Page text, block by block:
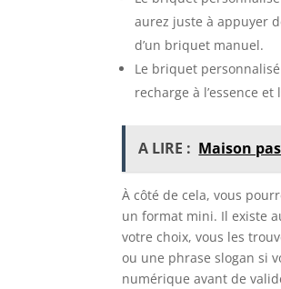
aurez juste à appuyer
d’un briquet manuel.
Le briquet
recharge à l’essence
A LIRE : Maison
À côté de cela, vous
un format mini. Il existe
votre choix, vous les
ou une phrase slogan si
numérique avant de